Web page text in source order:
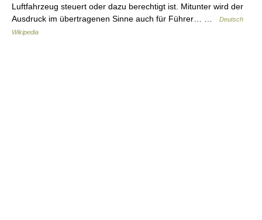
Luftfahrzeug steuert oder dazu berechtigt ist. Mitunter wird der
Ausdruck im übertragenen Sinne auch für Führer… …
Deutsch
Wikipedia